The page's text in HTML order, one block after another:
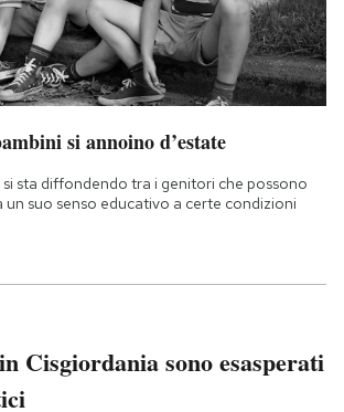
si annoino d’estate
si sta diffondendo tra i genitori che possono
un suo senso educativo a certe condizioni
Cisgiordania sono esasperati